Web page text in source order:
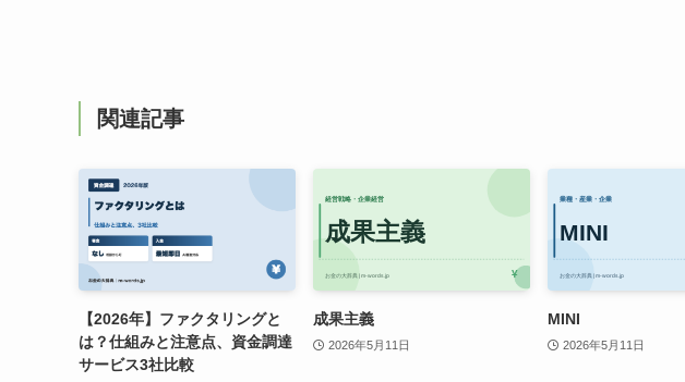
関連記事
【2026年】ファクタリングと
は？仕組みと注意点、資金調達
サービス3社比較
成果主義
2026年5月11日
MINI
2026年5月11日